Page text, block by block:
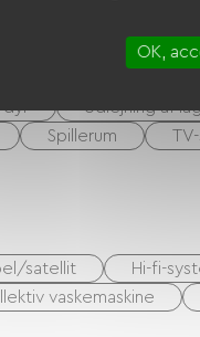
Udlejning af
Spillerum
satellit Hi-fi-
vaskemaskine
OK,